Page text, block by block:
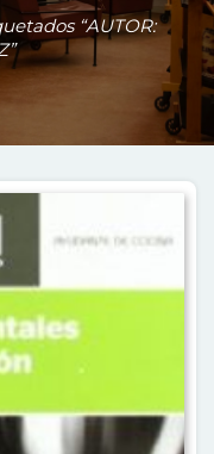
“AUTOR: